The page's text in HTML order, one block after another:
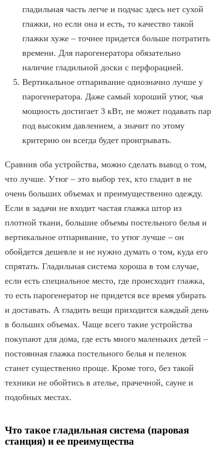
гладильная часть легче и подчас здесь нет сухой
глажки, но если она и есть, то качество такой
глажки хуже – точнее придется больше потратить
времени. Для парогенератора обязательно
наличие гладильной доски с перфорацией.
Вертикальное отпаривание однозначно лучше у
парогенератора. Даже самый хороший утюг, чья
мощность достигает 3 кВт, не может подавать пар
под высоким давлением, а значит по этому
критерию он всегда будет проигрывать.
Сравнив оба устройства, можно сделать вывод о том,
что лучше. Утюг – это выбор тех, кто гладит в не
очень больших объемах и преимущественно одежду.
Если в задачи не входит частая глажка штор из
плотной ткани, большие объемы постельного белья и
вертикальное отпаривание, то утюг лучше – он
обойдется дешевле и не нужно думать о том, куда его
спрятать. Гладильная система хороша в том случае,
если есть специальное место, где происходит глажка,
то есть парогенератор не придется все время убирать
и доставать. А гладить вещи приходится каждый день
в больших объемах. Чаще всего такие устройства
покупают для дома, где есть много маленьких детей –
постоянная глажка постельного белья и пеленок
станет существенно проще. Кроме того, без такой
техники не обойтись в ателье, прачечной, сауне и
подобных местах.
Что такое гладильная система (паровая
станция) и ее преимущества